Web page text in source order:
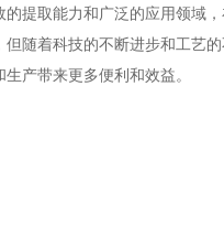
取能力和广泛的应用领域，
随着科技的不断进步和工艺
产带来更多便利和效益。